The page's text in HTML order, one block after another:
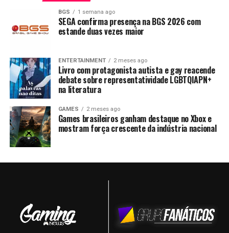
BGS 1 semana ago
SEGA confirma presença na BGS 2026 com
estande duas vezes maior
ENTERTAINMENT 2 meses ago
Livro com protagonista autista e gay reacende
debate sobre representatividade LGBTQIAPN+
na literatura
GAMES 2 meses ago
Games brasileiros ganham destaque no Xbox e
mostram força crescente da indústria nacional